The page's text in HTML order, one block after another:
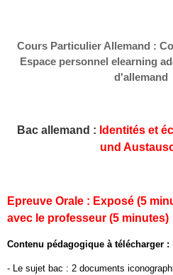
Cours Particulier Allemand :
Espace personnel elearning
d'allemand
Bac allemand : Identités et
und
Epreuve Orale : Exposé (5
avec le professeur (5 minutes)
Contenu pédagogique à télécharger :
- Le sujet bac : 2 documents